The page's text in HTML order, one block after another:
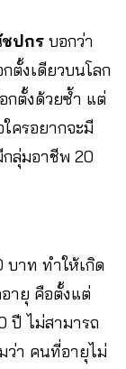
ปกร บอกว่า
ตั้งเดียวบนโลก
กตั้งด้วยซ้ำ แต่
ใครอยากจะมี
กลุ่มอาชีพ 20
บาท ทำให้เกิด
ายุ คือตั้งแต่
ปี ไม่สามารถ
ว่า คนที่อายุไม่